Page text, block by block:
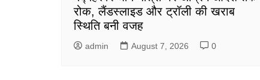
रोक, लैंडस्लाइड और ट्रॉली की खराब
स्थिति बनी वजह
admin August 7, 2026 0